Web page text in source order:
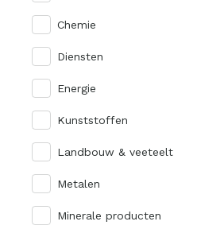
Chemie
Diensten
Energie
Kunststoffen
Landbouw & veeteelt
Metalen
Minerale producten